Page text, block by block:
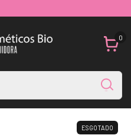
0
ESGOTADO